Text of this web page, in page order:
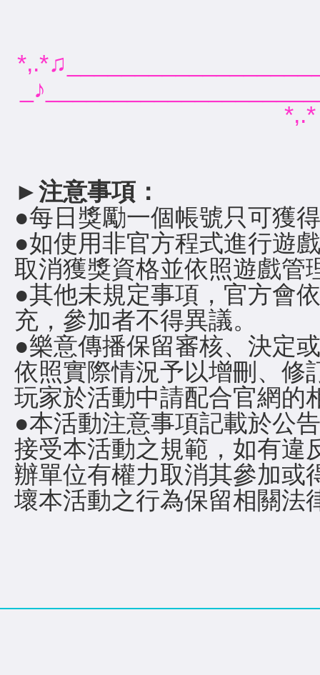
*,.*
►注意事項：
●每日獎勵一個帳號只可獲
●如使用非官方程式進行遊
取消獲獎資格並依照遊戲管
●其他未規定事項，官方會
充，參加者不得異議。​
●樂意傳播保留審核、決定
依照實際情況予以增刪、修
玩家於活動中請配合官網的
●本活動注意事項記載於公
接受本活動之規範，如有違
辦單位有權力取消其參加或
壞本活動之行為保留相關法